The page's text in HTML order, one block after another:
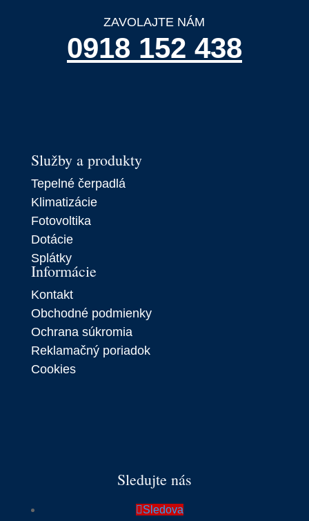
ZAVOLAJTE NÁM
0918 152 438
Služby a produkty
Tepelné čerpadlá
Klimatizácie
Fotovoltika
Dotácie
Splátky
Informácie
Kontakt
Obchodné podmienky
Ochrana súkromia
Reklamačný poriadok
Cookies
Sledujte nás
Sledova